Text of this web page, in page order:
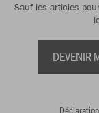
Sauf les articles
DEVENIR